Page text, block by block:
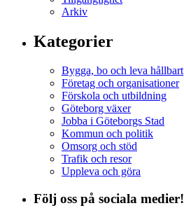
Arkiv
Kategorier
Bygga, bo och leva hållbart
Företag och organisationer
Förskola och utbildning
Göteborg växer
Jobba i Göteborgs Stad
Kommun och politik
Omsorg och stöd
Trafik och resor
Uppleva och göra
Följ oss på sociala medier!